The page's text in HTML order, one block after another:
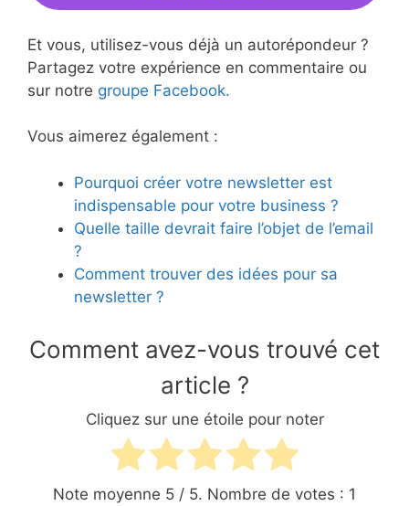
Et vous, utilisez-vous déjà un autorépondeur ?
Partagez votre expérience en commentaire ou
sur notre groupe Facebook.
Vous aimerez également :
Pourquoi créer votre newsletter est
indispensable pour votre business ?
Quelle taille devrait faire l’objet de l’email
?
Comment trouver des idées pour sa
newsletter ?
Comment avez-vous trouvé cet
article ?
Cliquez sur une étoile pour noter
Note moyenne 5 / 5. Nombre de votes : 1